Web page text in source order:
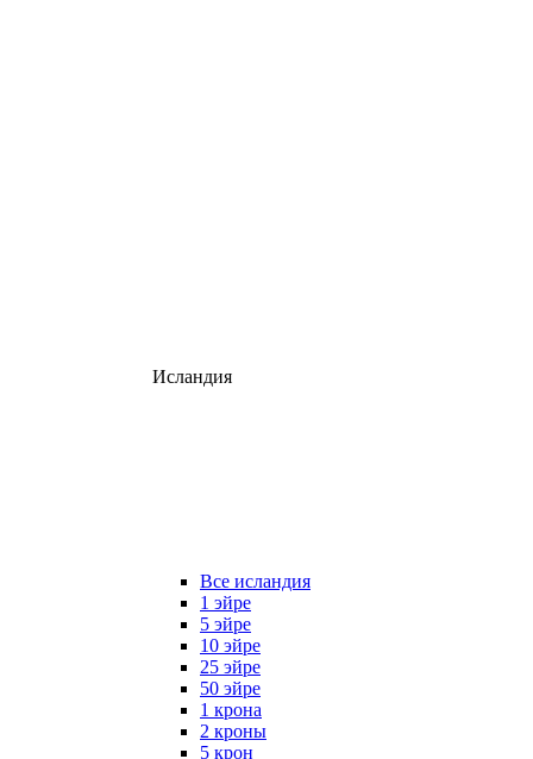
Исландия
Все исландия
1 эйре
5 эйре
10 эйре
25 эйре
50 эйре
1 крона
2 кроны
5 крон